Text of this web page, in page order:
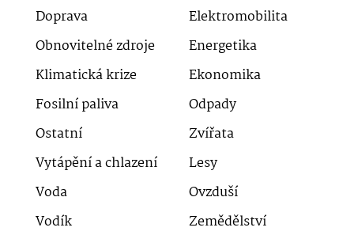
Doprava
Elektromobilita
Obnovitelné zdroje
Energetika
Klimatická krize
Ekonomika
Fosilní paliva
Odpady
Ostatní
Zvířata
Vytápění a chlazení
Lesy
Voda
Ovzduší
Vodík
Zemědělství